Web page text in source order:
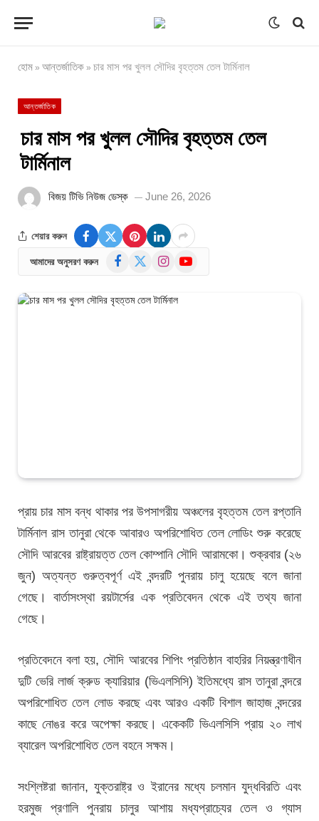
হোম » আন্তর্জাতিক » চার মাস পর খুলল সৌদির বৃহত্তম তেল টার্মিনাল
আন্তর্জাতিক
চার মাস পর খুলল সৌদির বৃহত্তম তেল
টার্মিনাল
বিজয় টিভি নিউজ ডেস্ক June 26, 2026
শেয়ার করুন
আমাদের অনুসরণ করুন Facebook InstagramYouTube
প্রায় চার মাস বন্ধ থাকার পর উপসাগরীয় অঞ্চলের বৃহত্তম তেল রপ্তানি
টার্মিনাল রাস তানুরা থেকে আবারও অপরিশোধিত তেল লোডিং শুরু করেছে
সৌদি আরবের রাষ্ট্রায়ত্ত তেল কোম্পানি সৌদি আরামকো। শুক্রবার (২৬
জুন) অত্যন্ত গুরুত্বপূর্ণ এই বন্দরটি পুনরায় চালু হয়েছে বলে জানা
গেছে। বার্তাসংস্থা রয়টার্সের এক প্রতিবেদন থেকে এই তথ্য জানা
গেছে।
প্রতিবেদনে বলা হয়, সৌদি আরবের শিপিং প্রতিষ্ঠান বাহরির নিয়ন্ত্রণাধীন
দুটি ভেরি লার্জ ক্রুড ক্যারিয়ার (ভিএলসিসি) ইতিমধ্যে রাস তানুরা বন্দরে
অপরিশোধিত তেল লোড করছে এবং আরও একটি বিশাল জাহাজ বন্দরের
কাছে নোঙর করে অপেক্ষা করছে। একেকটি ভিএলসিসি প্রায় ২০ লাখ
ব্যারেল অপরিশোধিত তেল বহনে সক্ষম।
সংশ্লিষ্টরা জানান, যুক্তরাষ্ট্র ও ইরানের মধ্যে চলমান যুদ্ধবিরতি এবং
হরমুজ প্রণালি পুনরায় চালুর আশায় মধ্যপ্রাচ্যের তেল ও গ্যাস